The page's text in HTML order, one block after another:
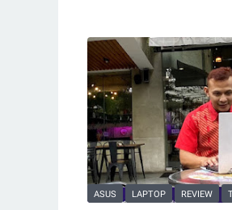
Investasi
Crypto
Simpel
dan
Aman
ASUS LAPTOP REVIEW